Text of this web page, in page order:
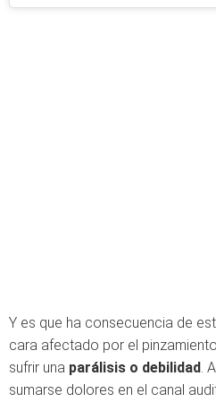
Y es que ha consecuencia de
cara afectado por el
sufrir una parálisis o debilidad .
sumarse dolores en el canal